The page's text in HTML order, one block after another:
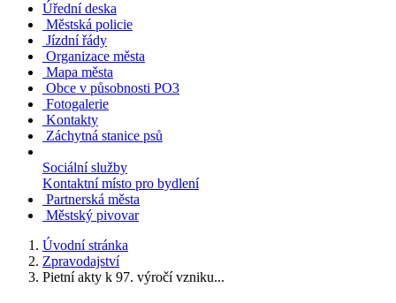
Úřední deska
Městská policie
Jízdní řády
Organizace města
Mapa města
Obce v působnosti PO3
Fotogalerie
Kontakty
Záchytná stanice psů
Sociální služby
Kontaktní místo pro bydlení
Partnerská města
Městský pivovar
Úvodní stránka
Zpravodajství
Pietní akty k 97. výročí vzniku...